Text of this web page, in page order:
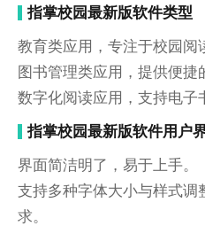
指掌校园最新版软件类型
教育类应用，专注于校园阅
图书管理类应用，提供便捷
数字化阅读应用，支持电子
指掌校园最新版软件用户
界面简洁明了，易于上手。
支持多种字体大小与样式
求。